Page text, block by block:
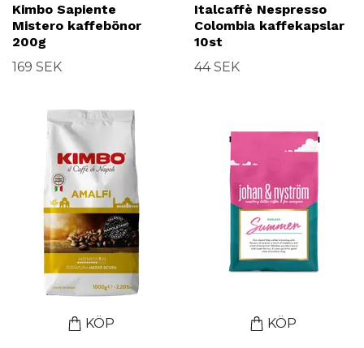
Kimbo Sapiente
Mistero kaffebönor
200g
169 SEK
Italcaffè Nespresso
Colombia kaffekapslar
10st
44 SEK
KÖP KÖP